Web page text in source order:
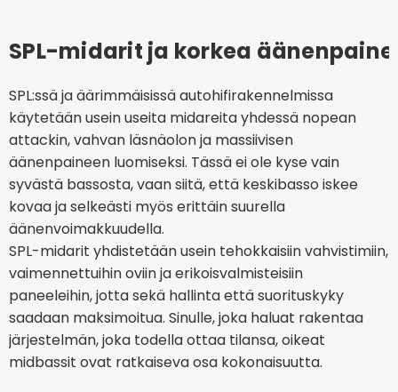
SPL-midarit ja korkea äänenpaine
SPL:ssä ja äärimmäisissä autohifirakennelmissa
käytetään usein useita midareita yhdessä nopean
attackin, vahvan läsnäolon ja massiivisen
äänenpaineen luomiseksi. Tässä ei ole kyse vain
syvästä bassosta, vaan siitä, että keskibasso iskee
kovaa ja selkeästi myös erittäin suurella
äänenvoimakkuudella.
SPL-midarit yhdistetään usein tehokkaisiin vahvistimiin,
vaimennettuihin oviin ja erikoisvalmisteisiin
paneeleihin, jotta sekä hallinta että suorituskyky
saadaan maksimoitua. Sinulle, joka haluat rakentaa
järjestelmän, joka todella ottaa tilansa, oikeat
midbassit ovat ratkaiseva osa kokonaisuutta.